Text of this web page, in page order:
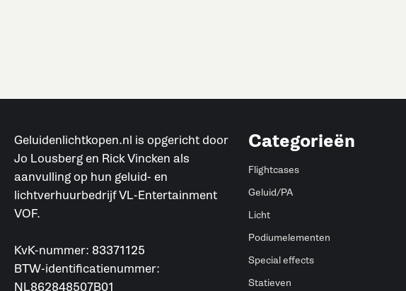
Geluidenlichtkopen.nl is opgericht door
Jo Lousberg en Rick Vincken als
aanvulling op hun geluid- en
lichtverhuurbedrijf VL-Entertainment
VOF.
KvK-nummer: 83371125
BTW-identificatienummer:
NL862848507B01
Categorieën
Flightcases
Geluid/PA
Licht
Podiumelementen
Special effects
Statieven